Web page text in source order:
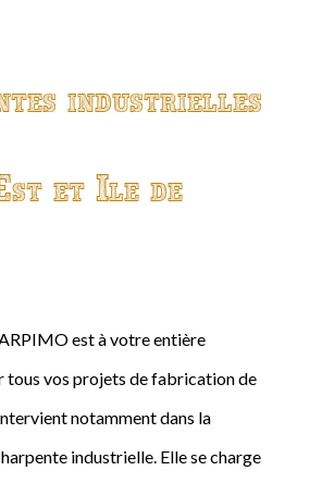
industrielles
et Ile de
est à votre entière
tous vos projets de fabrication de
notamment dans la
industrielle. Elle se charge